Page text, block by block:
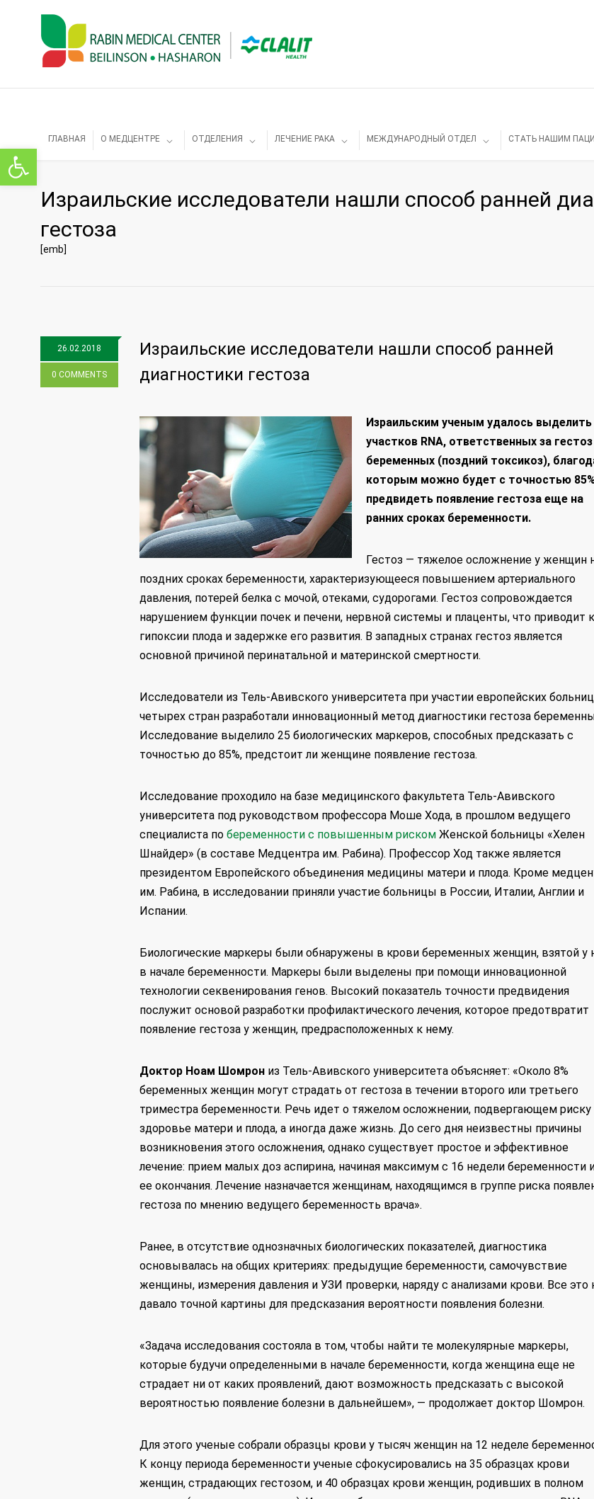
Открыть панель инструментов
ГЛАВНАЯ О МЕДЦЕНТРЕ ОТДЕЛЕНИЯ ЛЕЧЕНИЕ РАКА МЕЖДУНАРОДНЫЙ ОТДЕЛ СТАТЬ НАШИМ
Израильские исследователи нашли способ ранней
гестоза
[emb]
26.02.2018
0 COMMENTS
Израильские исследователи нашли способ ранней
диагностики гестоза
Израильским ученым удалось выделить
участков RNA, ответственных за гестоз
беременных (поздний токсикоз),
которым можно будет с точностью
предвидеть появление гестоза еще на
ранних сроках беременности.
Гестоз — тяжелое осложнение у женщин
поздних сроках беременности, характеризующееся повышением артериального
давления, потерей белка с мочой, отеками, судорогами. Гестоз сопровождается
нарушением функции почек и печени, нервной системы и плаценты, что приводит к
гипоксии плода и задержке его развития. В западных странах гестоз является
основной причиной перинатальной и материнской смертности.
Исследователи из Тель-Авивского университета при участии европейских
четырех стран разработали инновационный метод диагностики гестоза
Исследование выделило 25 биологических маркеров, способных предсказать с
точностью до 85%, предстоит ли женщине появление гестоза.
Исследование проходило на базе медицинского факультета Тель-Авивского
университета под руководством профессора Моше Хода, в прошлом ведущего
специалиста по беременности с повышенным риском Женской больницы «Хелен
Шнайдер» (в составе Медцентра им. Рабина). Профессор Ход также является
президентом Европейского объединения медицины матери и плода. Кроме
им. Рабина, в исследовании приняли участие больницы в России, Италии, Англии и
Испании.
Биологические маркеры были обнаружены в крови беременных женщин, взятой у
в начале беременности. Маркеры были выделены при помощи инновационной
технологии секвенирования генов. Высокий показатель точности предвидения
послужит основой разработки профилактического лечения, которое предотвратит
появление гестоза у женщин, предрасположенных к нему.
Доктор Ноам Шомрон из Тель-Авивского университета объясняет: «Около 8%
беременных женщин могут страдать от гестоза в течении второго или третьего
триместра беременности. Речь идет о тяжелом осложнении, подвергающем риску
здоровье матери и плода, а иногда даже жизнь. До сего дня неизвестны причины
возникновения этого осложнения, однако существует простое и эффективное
лечение: прием малых доз аспирина, начиная максимум с 16 недели беременности
ее окончания. Лечение назначается женщинам, находящимся в группе риска
гестоза по мнению ведущего беременность врача».
Ранее, в отсутствие однозначных биологических показателей, диагностика
основывалась на общих критериях: предыдущие беременности, самочувствие
женщины, измерения давления и УЗИ проверки, наряду с анализами крови. Все это
давало точной картины для предсказания вероятности появления болезни.
«Задача исследования состояла в том, чтобы найти те молекулярные маркеры,
которые будучи определенными в начале беременности, когда женщина еще не
страдает ни от каких проявлений, дают возможность предсказать с высокой
вероятностью появление болезни в дальнейшем», — продолжает доктор Шомрон.
Для этого ученые собрали образцы крови у тысяч женщин на 12 неделе
К концу периода беременности ученые сфокусировались на 35 образцах крови
женщин, страдающих гестозом, и 40 образцах крови женщин, родивших в полном